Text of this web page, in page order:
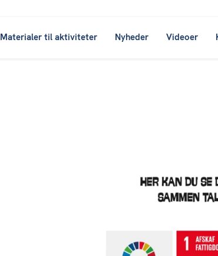
Materialer til aktiviteter Nyheder Videoer